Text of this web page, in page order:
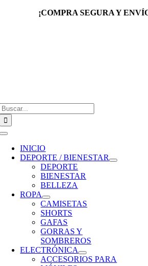
¡COMPRA SEGURA Y
Toggle
Navigation
INICIO
DEPORTE / BIENESTAR
DEPORTE
BIENESTAR
BELLEZA
ROPA
CAMISETAS
SHORTS
GAFAS
GORRAS Y
SOMBREROS
ELECTRÓNICA
ACCESORIOS PARA